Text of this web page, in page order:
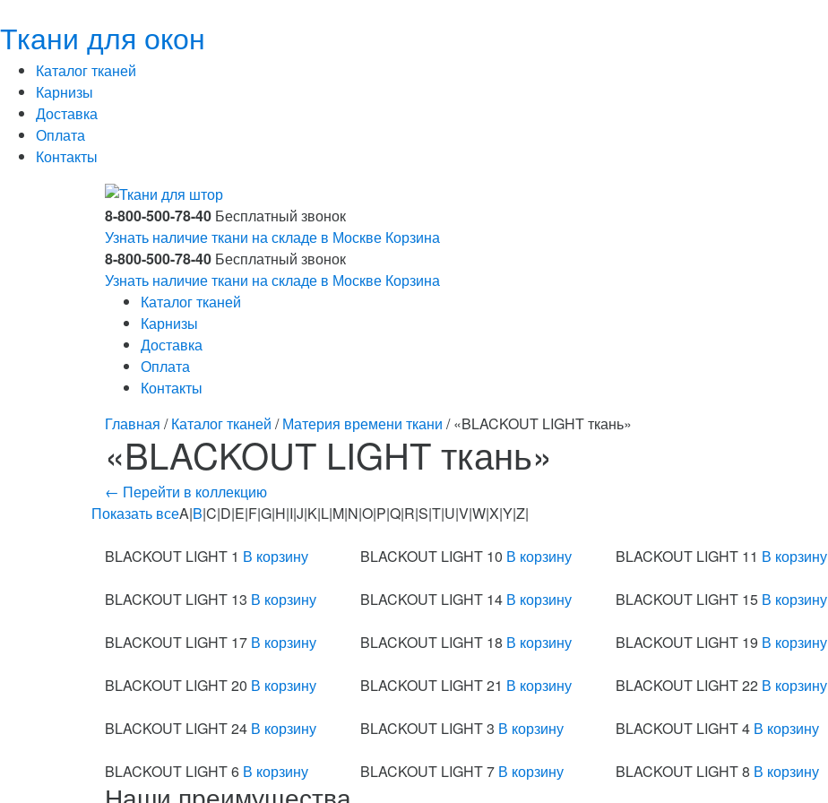
Ткани для окон
Каталог тканей
Карнизы
Доставка
Оплата
Контакты
8-800-500-78-40 Бесплатный звонок
Узнать наличие ткани на складе в Москве Корзина
8-800-500-78-40 Бесплатный звонок
Узнать наличие ткани на складе в Москве Корзина
Каталог тканей
Карнизы
Доставка
Оплата
Контакты
Главная /Каталог тканей /Материя времени ткани / «BLACKOUT LIGHT ткань»
«BLACKOUT LIGHT ткань»
← Перейти в коллекцию
Показать всеA|B|C|D|E|F|G|H|I|J|K|L|M|N|O|P|Q|R|S|T|U|V|W|X|Y|Z|
BLACKOUT LIGHT 1 В корзину BLACKOUT LIGHT 10 В корзину BLACKOUT LIGHT 11 В корзину
BLACKOUT LIGHT 13 В корзину BLACKOUT LIGHT 14 В корзину BLACKOUT LIGHT 15 В корзину
BLACKOUT LIGHT 17 В корзину BLACKOUT LIGHT 18 В корзину BLACKOUT LIGHT 19 В корзину
BLACKOUT LIGHT 20 В корзину BLACKOUT LIGHT 21 В корзину BLACKOUT LIGHT 22 В корзину
BLACKOUT LIGHT 24 В корзину BLACKOUT LIGHT 3 В корзину BLACKOUT LIGHT 4 В корзину
BLACKOUT LIGHT 6 В корзину BLACKOUT LIGHT 7 В корзину BLACKOUT LIGHT 8 В корзину